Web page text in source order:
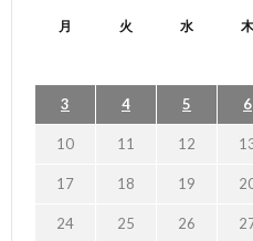
月 火 水 木
3 4 5 6
10 11 12
17 18 19
24 25 26